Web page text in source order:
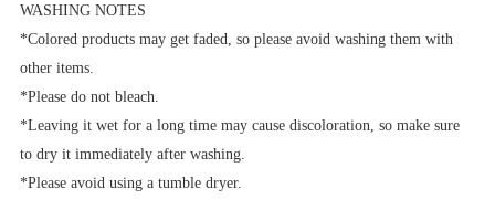
WASHING NOTES
*Colored products may get faded, so please avoid washing them with
other items.
*Please do not bleach.
*Leaving it wet for a long time may cause discoloration, so make sure
to dry it immediately after washing.
*Please avoid using a tumble dryer.